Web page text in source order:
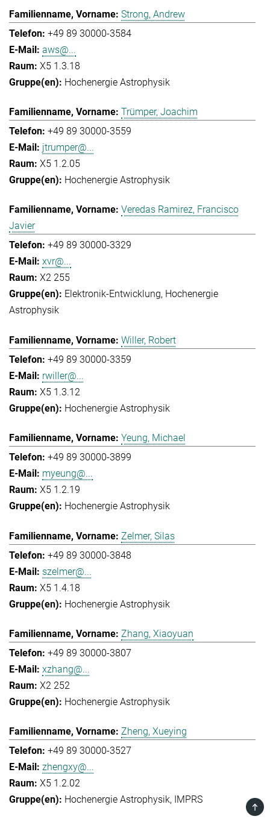
Strong, Andrew
+49 89 30000-3584
aws@...
X5 1.3.18
Hochenergie Astrophysik
Trümper, Joachim
+49 89 30000-3559
jtrumper@...
X5 1.2.05
Hochenergie Astrophysik
Veredas Ramirez, Francisco
Javier
+49 89 30000-3329
xvr@...
X2 255
Elektronik-Entwicklung Hochenergie
Astrophysik
Willer, Robert
+49 89 30000-3359
rwiller@...
X5 1.3.12
Hochenergie Astrophysik
Yeung, Michael
+49 89 30000-3899
myeung@...
X5 1.2.19
Hochenergie Astrophysik
Zelmer, Silas
+49 89 30000-3848
szelmer@...
X5 1.4.18
Hochenergie Astrophysik
Zhang, Xiaoyuan
+49 89 30000-3807
xzhang@...
X2 252
Hochenergie Astrophysik
Zheng, Xueying
+49 89 30000-3527
zhengxy@...
X5 1.2.02
Hochenergie Astrophysik
IMPRS
TOP